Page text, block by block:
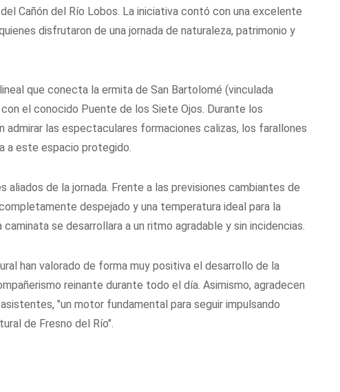
Cañón del Río Lobos. La iniciativa contó con una excelente
disfrutaron de una jornada de naturaleza, patrimonio y
que conecta la ermita de San Bartolomé (vinculada
el conocido Puente de los Siete Ojos. Durante los
las espectaculares formaciones calizas, los farallones
a este espacio protegido.
de la jornada. Frente a las previsiones cambiantes de
despejado y una temperatura ideal para la
se desarrollara a un ritmo agradable y sin incidencias.
han valorado de forma muy positiva el desarrollo de la
reinante durante todo el día. Asimismo, agradecen
"un motor fundamental para seguir impulsando
de Fresno del Río".